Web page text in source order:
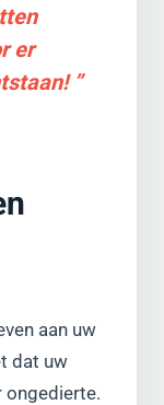
er
”
aan uw
dat uw